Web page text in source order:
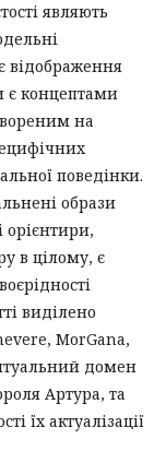
являють
відображення
є концептами
на
поведінки.
образи
орієнтири,
в цілому, є
виділено
MorGana,
домен
Артура, та
їх актуалізації